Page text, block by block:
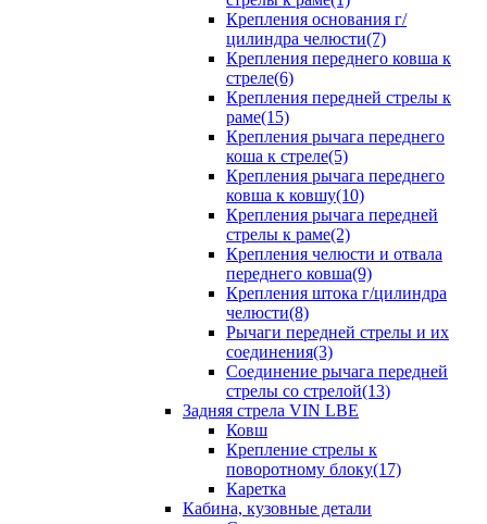
Крепления основания г/
цилиндра челюсти(7)
Крепления переднего ковша к
стреле(6)
Крепления передней стрелы к
раме(15)
Крепления рычага переднего
коша к стреле(5)
Крепления рычага переднего
ковша к ковшу(10)
Крепления рычага передней
стрелы к раме(2)
Крепления челюсти и отвала
переднего ковша(9)
Крепления штока г/цилиндра
челюсти(8)
Рычаги передней стрелы и их
соединения(3)
Соединение рычага передней
стрелы со стрелой(13)
Задняя стрела VIN LBE
Ковш
Крепление стрелы к
поворотному блоку(17)
Каретка
Кабина, кузовные детали